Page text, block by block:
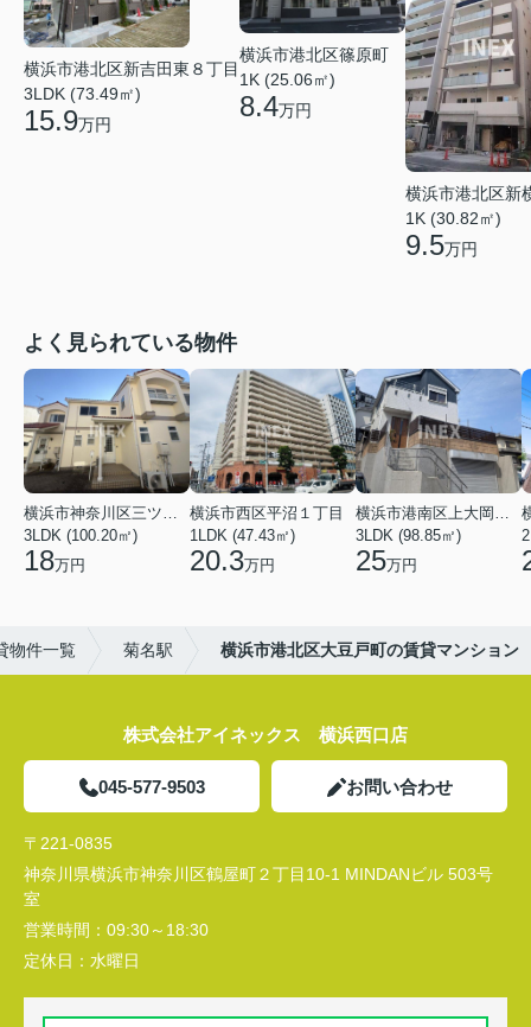
横浜市港北区新吉田東８丁目
3LDK (73.49㎡)
15.9万円
横浜市港北区篠原町
1K (25.06㎡)
8.4万円
横浜市港北区新
1K (30.82㎡)
9.5万円
よく見られている物件
横浜市神奈川区三ツ沢上町
3LDK (100.20㎡)
18万円
横浜市西区平沼１丁目
1LDK (47.43㎡)
20.3万円
横浜市港南区上大岡東２丁目
3LDK (98.85㎡)
25万円
物件一覧 菊名駅 横浜市港北区大豆戸町の賃貸マンション
株式会社アイネックス 横浜西口店
045-577-9503 お問い合わせ
〒221-0835
神奈川県横浜市神奈川区鶴屋町２丁目10-1 MINDANビル 503号
室
営業時間： 09:30～18:30
定休日： 水曜日